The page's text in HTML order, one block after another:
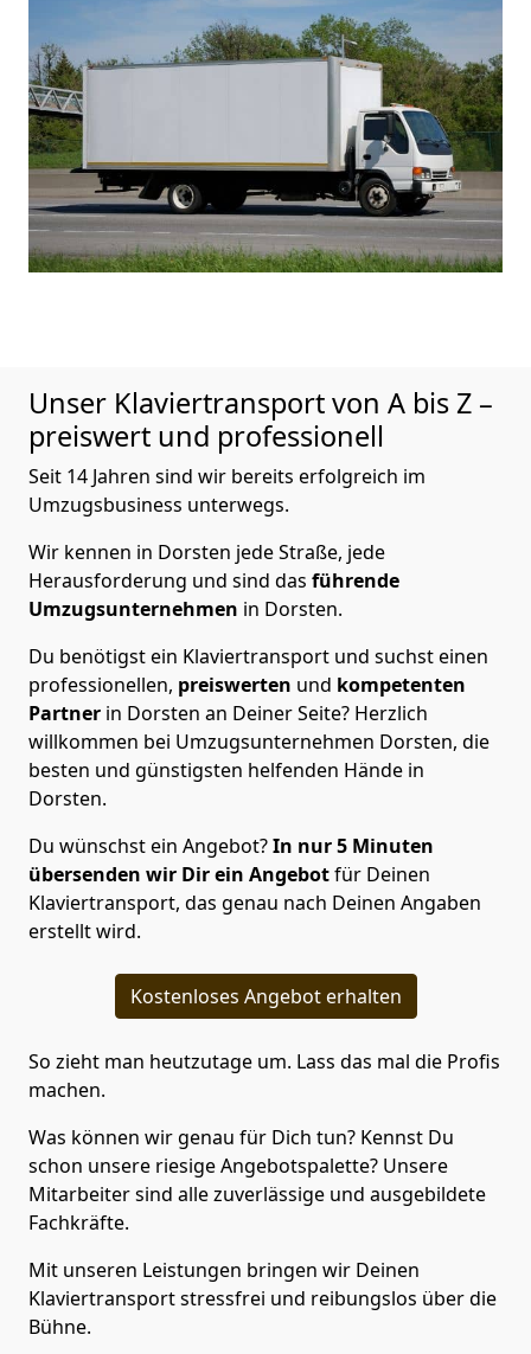
Unser Klaviertransport von A bis Z –
preiswert und professionell
Seit 14 Jahren sind wir bereits erfolgreich im
Umzugsbusiness unterwegs.
Wir kennen in Dorsten jede Straße, jede
Herausforderung und sind das führende
Umzugsunternehmen in Dorsten.
Du benötigst ein Klaviertransport und suchst einen
professionellen, preiswerten und kompetenten
Partner in Dorsten an Deiner Seite? Herzlich
willkommen bei Umzugsunternehmen Dorsten, die
besten und günstigsten helfenden Hände in
Dorsten.
Du wünschst ein Angebot?In nur 5 Minuten
übersenden wir Dir ein Angebotfür Deinen
Klaviertransport, das genau nach Deinen Angaben
erstellt wird.
Kostenloses Angebot erhalten
So zieht man heutzutage um. Lass das mal die Profis
machen.
Was können wir genau für Dich tun? Kennst Du
schon unsere riesige Angebotspalette? Unsere
Mitarbeiter sind alle zuverlässige und ausgebildete
Fachkräfte.
Mit unseren Leistungen bringen wir Deinen
Klaviertransport stressfrei und reibungslos über die
Bühne.